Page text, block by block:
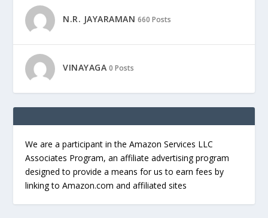
N.R. JAYARAMAN 660 Posts
VINAYAGA 0 Posts
We are a participant in the Amazon Services LLC
Associates Program, an affiliate advertising program
designed to provide a means for us to earn fees by
linking to Amazon.com and affiliated sites